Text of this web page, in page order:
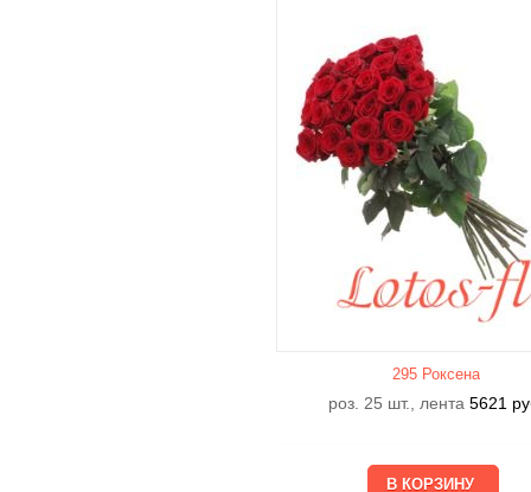
295 Роксена
роз. 25 шт., лента5621